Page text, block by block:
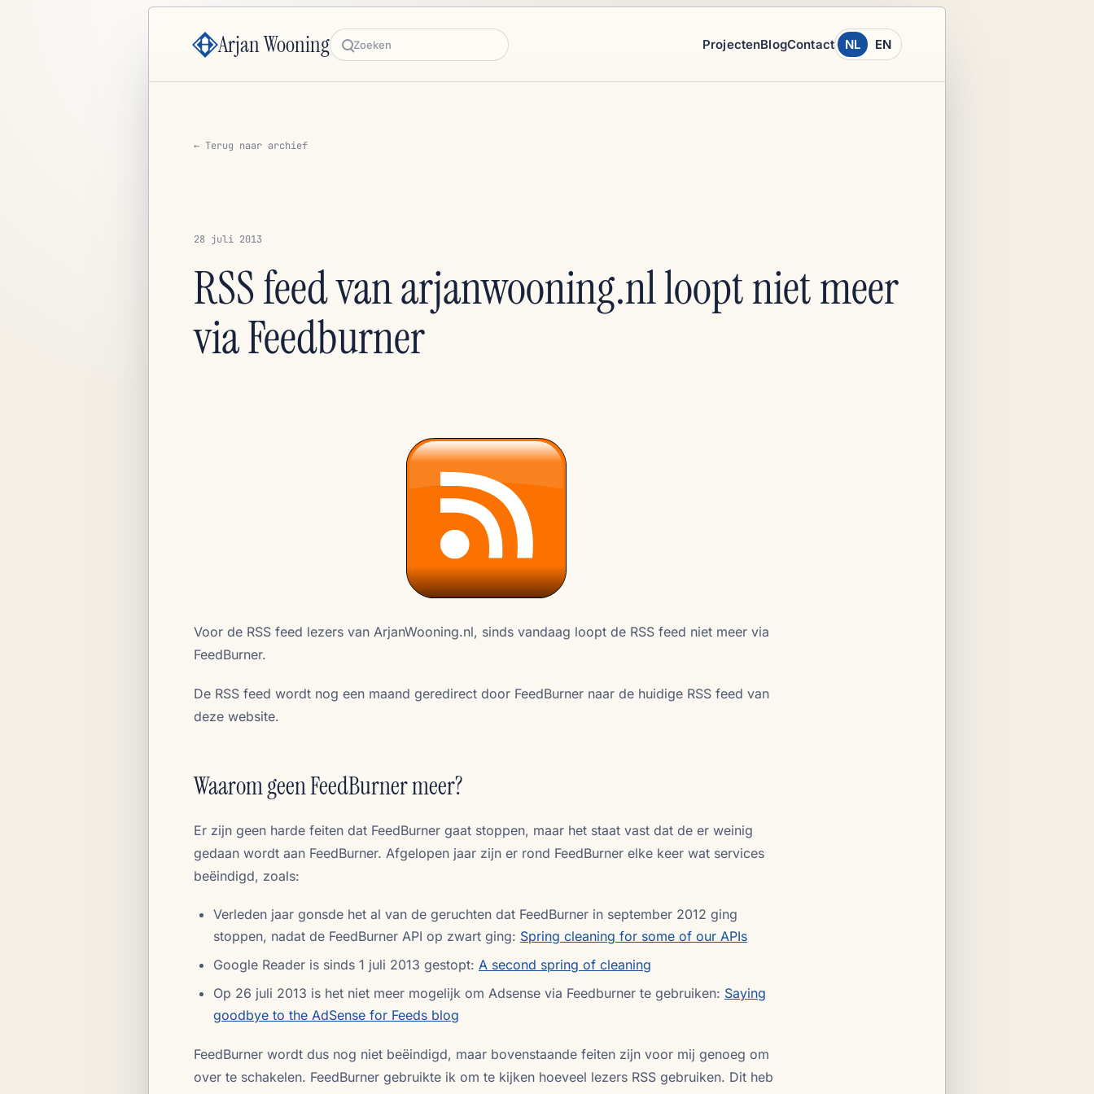
Arjan Wooning Zoeken
ProjectenBlogContact NL EN
← Terug naar archief
28 juli 2013
RSS feed van arjanwooning.nl loopt niet meer
via Feedburner
Voor de RSS feed lezers van ArjanWooning.nl, sinds vandaag loopt de RSS feed niet meer via
FeedBurner.
De RSS feed wordt nog een maand geredirect door FeedBurner naar de huidige RSS feed van
deze website.
Waarom geen FeedBurner meer?
Er zijn geen harde feiten dat FeedBurner gaat stoppen, maar het staat vast dat de er weinig
gedaan wordt aan FeedBurner. Afgelopen jaar zijn er rond FeedBurner elke keer wat services
beëindigd, zoals:
Verleden jaar gonsde het al van de geruchten dat FeedBurner in september 2012 ging
stoppen, nadat de FeedBurner API op zwart ging: Spring cleaning for some of our APIs
Google Reader is sinds 1 juli 2013 gestopt: A second spring of cleaning
Op 26 juli 2013 is het niet meer mogelijk om Adsense via Feedburner te gebruiken: Saying
goodbye to the AdSense for Feeds blog
FeedBurner wordt dus nog niet beëindigd, maar bovenstaande feiten zijn voor mij genoeg om
over te schakelen. FeedBurner gebruikte ik om te kijken hoeveel lezers RSS gebruiken. Dit heb